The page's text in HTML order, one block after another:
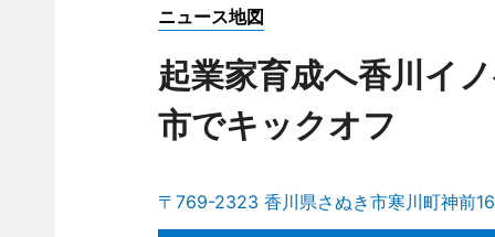
ニュース地図
起業家育成へ香川イ
市でキックオフ
〒769-2323 香川県さぬき市寒川町神前